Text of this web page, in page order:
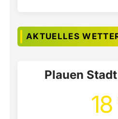
AKTUELLES
Plauen
18